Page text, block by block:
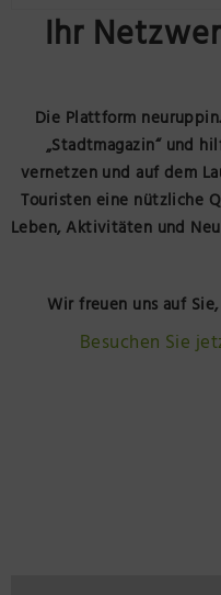
Präsenzstelle
Brandenburg-
Wegemuseum
Ihr
Die Plattform
„Stadtmagazin“ und
vernetzen und auf dem
Touristen eine nützliche
Leben, Aktivitäten und
Wir freuen uns auf
Besuchen Sie